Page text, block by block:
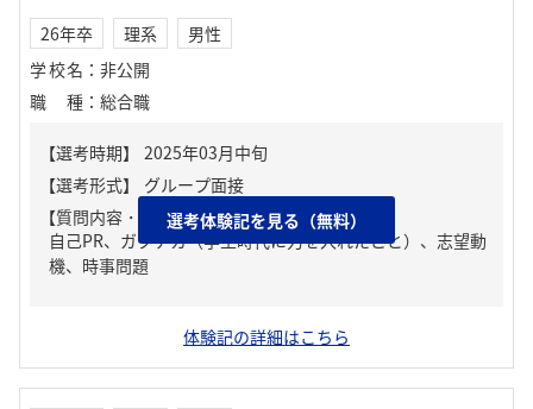
26年卒 理系
男性
学校名 ： 非公開
職種 ： 総合職
【質問内容・課題】
自己PR、ガクチカ（学生時代に力を入れたこと）、志望動
機、時事問題
選考体験記を見る（無料）
体験記の詳細はこちら